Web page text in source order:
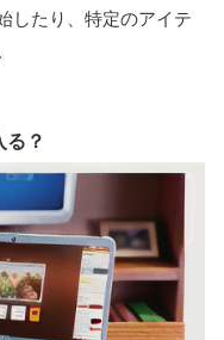
したり、特定のアイテ
る？